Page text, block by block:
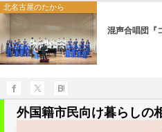
北名古屋のたから
混声合唱団『
外国籍市民向け暮らしの